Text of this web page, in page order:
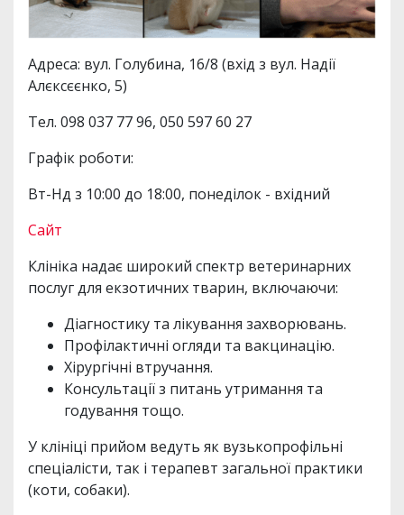
Адреса: вул. Голубина, 16/8 (вхід з вул. Надії
Алєксєєнко, 5)
Тел. 098 037 77 96, 050 597 60 27
Графік роботи:
Вт-Нд з 10:00 до 18:00, понеділок - вхідний
Сайт
Клініка надає широкий спектр ветеринарних
послуг для екзотичних тварин, включаючи:
Діагностику та лікування захворювань.
Профілактичні огляди та вакцинацію.
Хірургічні втручання.
Консультації з питань утримання та
годування тощо.
У клініці прийом ведуть як вузькопрофільні
спеціалісти, так і терапевт загальної практики
(коти, собаки).